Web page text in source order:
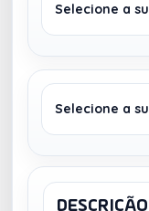
623
Selecione a
CORES: 1
Selecione a